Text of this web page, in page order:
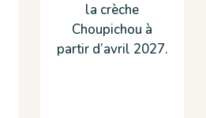
la crèche
Choupichou à
partir d’avril 2027.